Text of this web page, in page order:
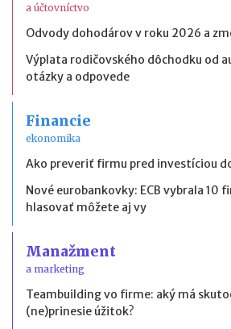
a účtovníctvo
Odvody dohodárov v roku 2026 a
Výplata rodičovského dôchodku od
otázky a odpovede
Financie
ekonomika
Ako preveriť firmu pred investíciou
Nové eurobankovky: ECB vybrala 10
hlasovať môžete aj vy
Manažment
a marketing
Teambuilding vo firme: aký má
(ne)prinesie úžitok?